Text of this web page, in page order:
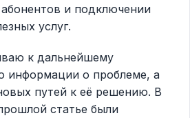
и подключении
услуг.
к дальнейшему
информации о проблеме, а
путей к её решению. В
статье были